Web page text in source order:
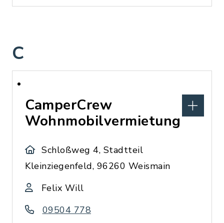
C
CamperCrew
Wohnmobilvermietung
Schloßweg 4, Stadtteil
Kleinziegenfeld, 96260 Weismain
Felix Will
09504 778